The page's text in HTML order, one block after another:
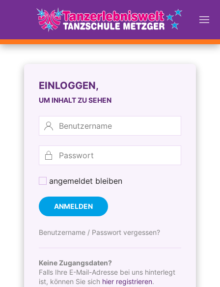
EINLOGGEN,
UM INHALT ZU SEHEN
angemeldet bleiben
ANMELDEN
Benutzername / Passwort vergessen?
Keine Zugangsdaten?
Falls Ihre E-Mail-Adresse bei uns hinterlegt
ist, können Sie sich hier registrieren.